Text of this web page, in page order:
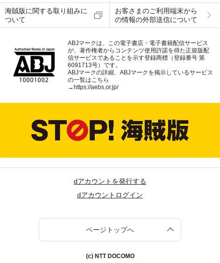
海賊版に関する取り組みに
ついて
お客さまのご利用端末から
の情報の外部送信について
ABJマークは、この電子書店・電子書籍配信サービス
が、著作権者からコンテンツ使用許諾を得た正規版配
信サービスであることを示す登録商標（登録番号 第
6091713号）です。
ABJマークの詳細、ABJマークを掲示しているサービス
の一覧はこちら
→https://aebs.or.jp/
dアカウントを発行する
dアカウントログイン
ページトップへ
(c) NTT DOCOMO